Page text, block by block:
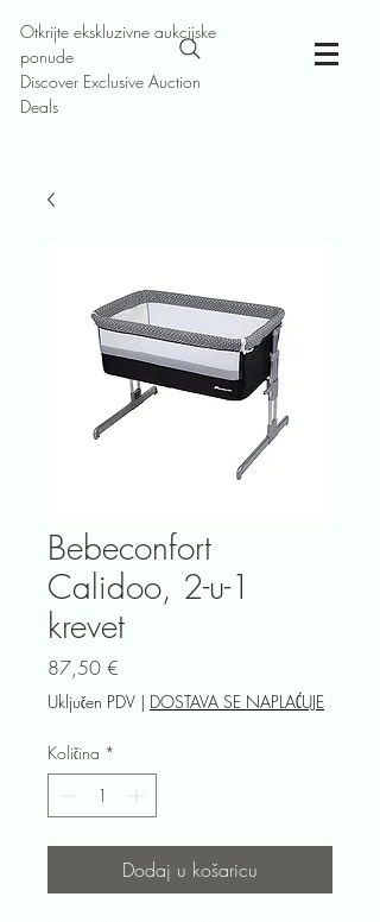
Otkrijte ekskluzivne aukcijske
ponude
Discover Exclusive Auction
Deals
Bebeconfort
Calidoo, 2-u-1
krevet
87,50 €
Uključen PDV | DOSTAVA SE NAPLAĆUJE
Količina *
Dodaj u košaricu